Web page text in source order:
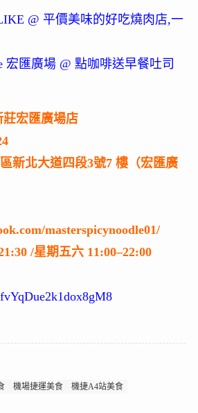
@ 平價美味的好吃燒肉店,一
宏匯廣場 @ 點咖啡送早餐吐司
宏匯廣場店
新北大道四段3號7 樓（宏匯廣
masterspicynoodle01/
/星期五六 11:00–22:00
機場捷運美食
機捷A4站美食